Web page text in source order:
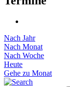
Nach Jahr
Nach Monat
Nach Woche
Heute
Gehe zu Monat